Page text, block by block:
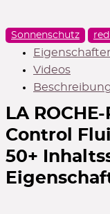
Geschenke zu
ZUR
Geschenke zu
Sonnenschutz
Videos
LA
Control
50+